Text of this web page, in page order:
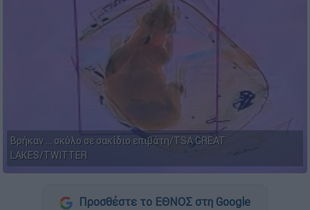
Βρήκαν ... σκύλο σε σακίδιο επιβάτη/TSA GREAT
LAKES/TWITTER
Προσθέστε το ΕΘΝΟΣ στη Google